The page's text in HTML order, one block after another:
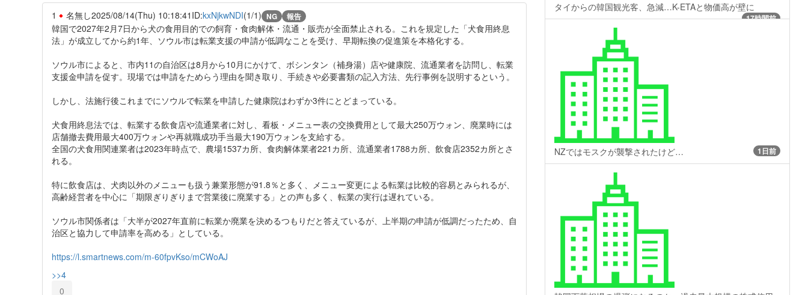
1 名無し2025/08/14(Thu) 10:18:41 ID:kxNjkwNDI(1/1) NG 報告
韓国で2027年2月7日から犬の食用目的での飼育・食肉解体・流通・販売が全面禁止される。これを規定した「犬食用終息
法」が成立してから約1年、ソウル市は転業支援の申請が低調なことを受け、早期転換の促進策を本格化する。
ソウル市によると、市内11の自治区は8月から10月にかけて、ボシンタン（補身湯）店や健康院、流通業者を訪問し、転業
支援金申請を促す。現場では申請をためらう理由を聞き取り、手続きや必要書類の記入方法、先行事例を説明するという。
しかし、法施行後これまでにソウルで転業を申請した健康院はわずか3件にとどまっている。
犬食用終息法では、転業する飲食店や流通業者に対し、看板・メニュー表の交換費用として最大250万ウォン、廃業時には
店舗撤去費用最大400万ウォンや再就職成功手当最大190万ウォンを支給する。
全国の犬食用関連業者は2023年時点で、農場1537カ所、食肉解体業者221カ所、流通業者1788カ所、飲食店2352カ所とさ
れる。
特に飲食店は、犬肉以外のメニューも扱う兼業形態が91.8％と多く、メニュー変更による転業は比較的容易とみられるが、
高齢経営者を中心に「期限ぎりぎりまで営業後に廃業する」との声も多く、転業の実行は遅れている。
ソウル市関係者は「大半が2027年直前に転業か廃業を決めるつもりだと答えているが、上半期の申請が低調だったため、自
治区と協力して申請率を高める」としている。
https://l.smartnews.com/m-60fpvKso/mCWoAJ
>>4
0
タイからの韓国観光客、急減…K-ETAと物価高が壁に
17時間前
NZではモスクが襲撃されたけど… 1日前